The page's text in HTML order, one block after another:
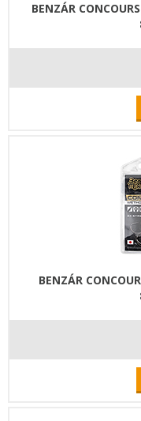
BENZÁR
BENZÁR